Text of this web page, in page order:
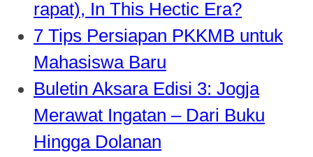
rapat), In This Hectic Era?
7 Tips Persiapan PKKMB untuk
Mahasiswa Baru
Buletin Aksara Edisi 3: Jogja
Merawat Ingatan – Dari Buku
Hingga Dolanan